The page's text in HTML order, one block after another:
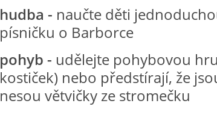
hudba - naučte děti
písničku o Barborce
pohyb - udělejte pohybovou
kostiček) nebo předstírají, že
nesou větvičky ze stromečku